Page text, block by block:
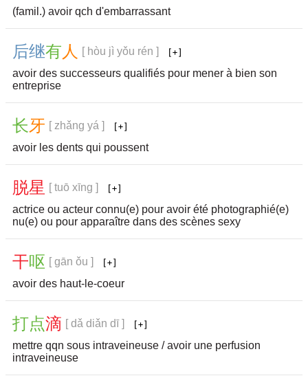
(famil.) avoir qch d'embarrassant
后继有 人
[ hòu jì yǒu rén ]
avoir des successeurs qualifiés pour mener à bien son
entreprise
长牙 [ zhǎng yá ]
avoir les dents qui poussent
脱星 [ tuō xīng ]
actrice ou acteur connu(e) pour avoir été photographié(e)
nu(e) ou pour apparaître dans des scènes sexy
干呕 [ gān ǒu ]
avoir des haut-le-coeur
打点滴 [ dǎ diǎn dī ]
mettre qqn sous intraveineuse / avoir une perfusion
intraveineuse